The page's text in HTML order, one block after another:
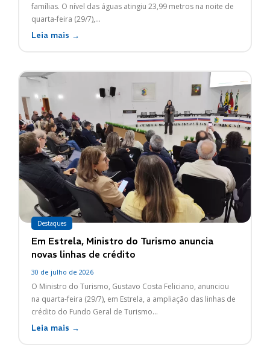
famílias. O nível das águas atingiu 23,99 metros na noite de
quarta-feira (29/7),...
Leia mais →
Destaques
Em Estrela, Ministro do Turismo anuncia
novas linhas de crédito
30 de julho de 2026
O Ministro do Turismo, Gustavo Costa Feliciano, anunciou
na quarta-feira (29/7), em Estrela, a ampliação das linhas de
crédito do Fundo Geral de Turismo...
Leia mais →